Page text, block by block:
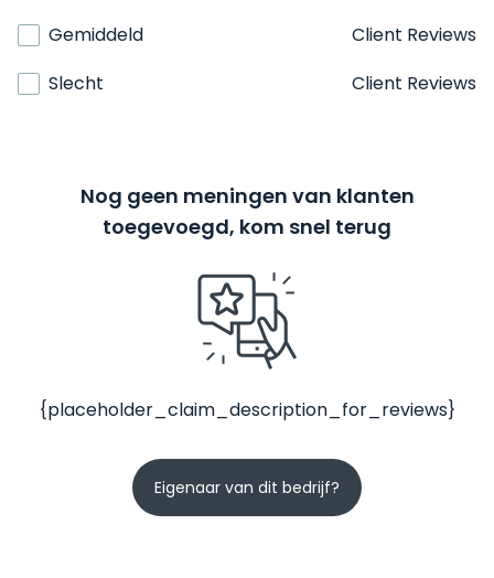
Gemiddeld
Client Reviews
Slecht
Client Reviews
Nog geen meningen van klanten
toegevoegd, kom snel terug
{placeholder_claim_description_for_reviews}
Eigenaar van dit bedrijf?